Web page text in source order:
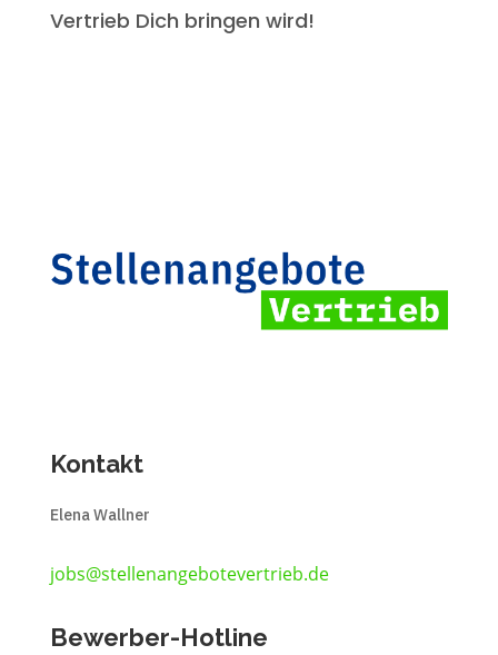
Vertrieb Dich bringen wird!
Kontakt
Elena Wallner
jobs@stellenangebotevertrieb.de
Bewerber-Hotline